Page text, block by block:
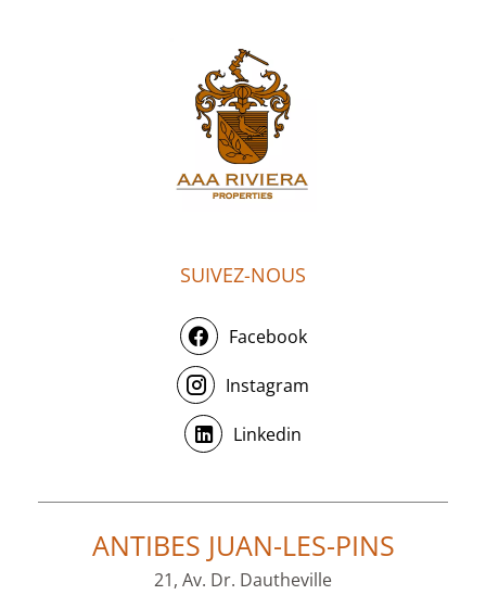
SUIVEZ-NOUS
Facebook
Instagram
Linkedin
ANTIBES JUAN-LES-PINS
21, Av. Dr. Dautheville